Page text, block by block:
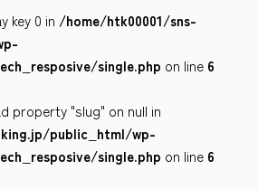
key 0 in /home/htk00001/sns-
single.php on line 6
property "slug" on null in
public_html/wp-
single.php on line 6